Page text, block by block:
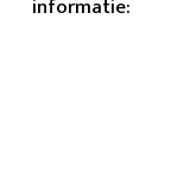
informatie: